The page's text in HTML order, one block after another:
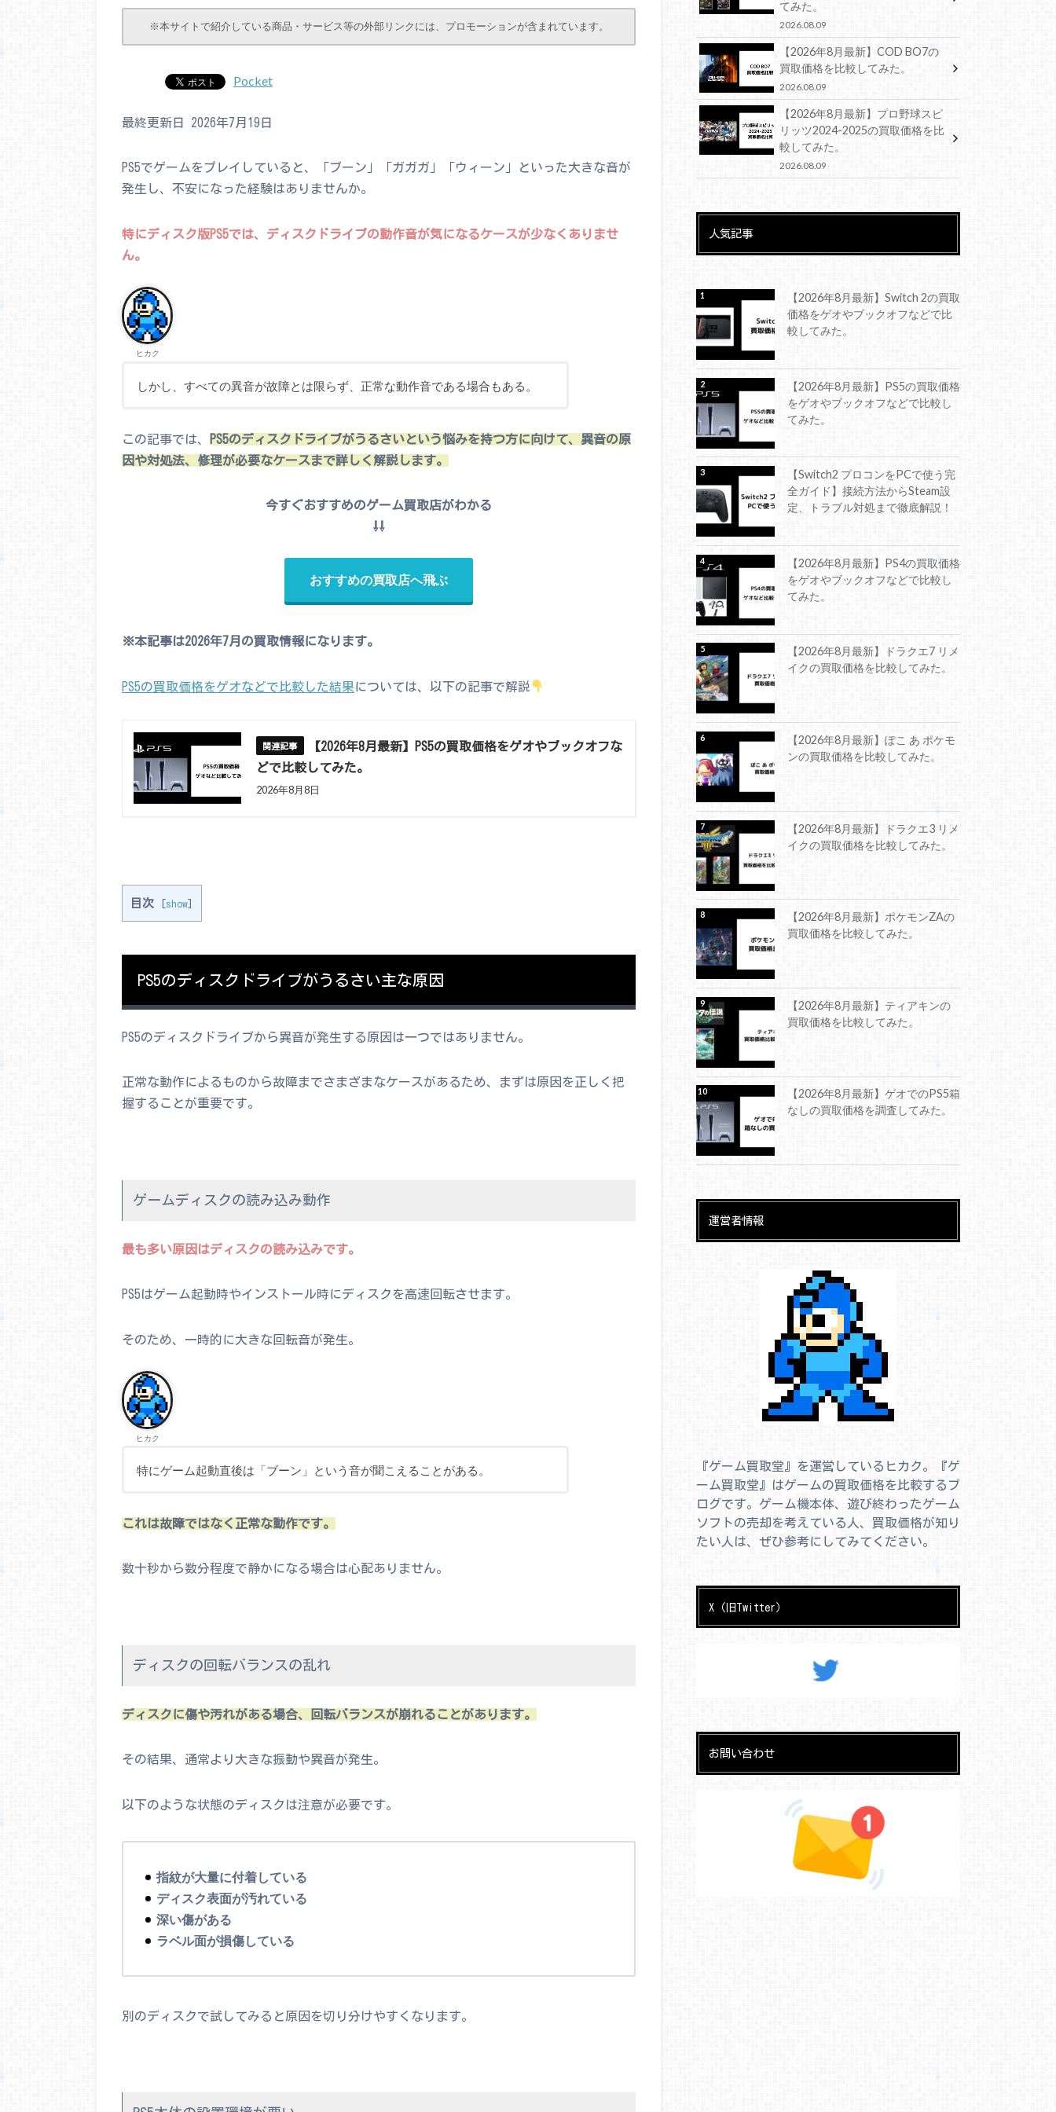
※本サイトで紹介している商品・サービス等の外部リンクには、プロモーションが含まれています。
Pocket
最終更新日 2026年7月19日
PS5でゲームをプレイしていると、「ブーン」「ガガガ」「ウィーン」といった大きな音が
発生し、不安になった経験はありませんか。
特にディスク版PS5では、ディスクドライブの動作音が気になるケースが少なくありませ
ん。
ヒカク
しかし、すべての異音が故障とは限らず、正常な動作音である場合もある。
この記事では、
PS5のディスクドライブがうるさいという悩みを持つ方に向けて、異音の原
因や対処法、修理が必要なケースまで詳しく解説します。
今すぐおすすめのゲーム買取店がわかる
⇩⇩
おすすめの買取店へ飛ぶ
※本記事は2026年7月の買取情報になります。
PS5の買取価格をゲオなどで比較した結果については、以下の記事で解説
【2026年8月最新】PS5の買取価格をゲオやブックオフな
どで比較してみた。
2026年8月8日
目次 [show]
PS5のディスクドライブがうるさい主な原因
PS5のディスクドライブから異音が発生する原因は一つではありません。
正常な動作によるものから故障までさまざまなケースがあるため、まずは原因を正しく把
握することが重要です。
ゲームディスクの読み込み動作
最も多い原因はディスクの読み込みです。
PS5はゲーム起動時やインストール時にディスクを高速回転させます。
そのため、一時的に大きな回転音が発生。
ヒカク
特にゲーム起動直後は「ブーン」という音が聞こえることがある。
これは故障ではなく正常な動作です。
数十秒から数分程度で静かになる場合は心配ありません。
ディスクの回転バランスの乱れ
ディスクに傷や汚れがある場合、回転バランスが崩れることがあります。
その結果、通常より大きな振動や異音が発生。
以下のような状態のディスクは注意が必要です。
指紋が大量に付着している
ディスク表面が汚れている
深い傷がある
ラベル面が損傷している
別のディスクで試してみると原因を切り分けやすくなります。
てみた。
2026.08.09
【2026年8月最新】COD BO7の
買取価格を比較してみた。
2026.08.09
【2026年8月最新】プロ野球スピ
リッツ2024-2025の買取価格を比
較してみた。
2026.08.09
人気記事
【2026年8月最新】Switch 2の買取
価格をゲオやブックオフなどで比
較してみた。
【2026年8月最新】PS5の買取価格
をゲオやブックオフなどで比較し
てみた。
【Switch2 プロコンをPCで使う完
全ガイド】接続方法からSteam設
定、トラブル対処まで徹底解説！
【2026年8月最新】PS4の買取価格
をゲオやブックオフなどで比較し
てみた。
【2026年8月最新】ドラクエ7 リメ
イクの買取価格を比較してみた。
【2026年8月最新】ぽこ あ ポケモ
ンの買取価格を比較してみた。
【2026年8月最新】ドラクエ3 リメ
イクの買取価格を比較してみた。
【2026年8月最新】ポケモンZAの
買取価格を比較してみた。
【2026年8月最新】ティアキンの
買取価格を比較してみた。
【2026年8月最新】ゲオでのPS5箱
なしの買取価格を調査してみた。
運営者情報
『ゲーム買取堂』を運営しているヒカク。『ゲ
ーム買取堂』はゲームの買取価格を比較するブ
ログです。ゲーム機本体、遊び終わったゲーム
ソフトの売却を考えている人、買取価格が知り
たい人は、ぜひ参考にしてみてください。
X（旧Twitter）
お問い合わせ